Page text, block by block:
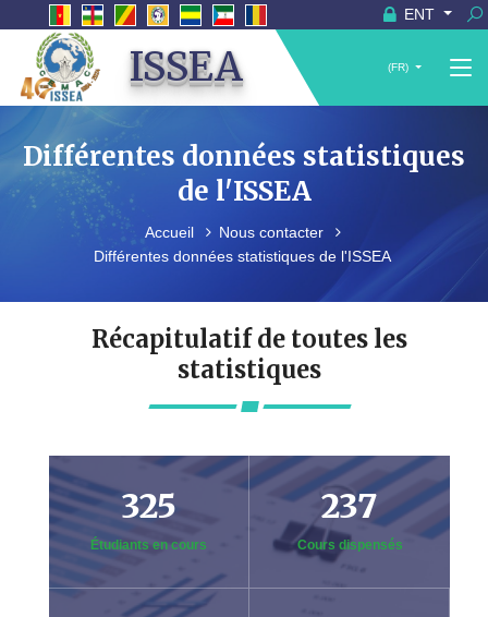
ENT
ISSEA (FR)
Différentes données statistiques
de l'ISSEA
Accueil
Nous contacter
Différentes données statistiques de l'ISSEA
Récapitulatif de toutes les
statistiques
325
Étudiants en cours
237
Cours dispensés